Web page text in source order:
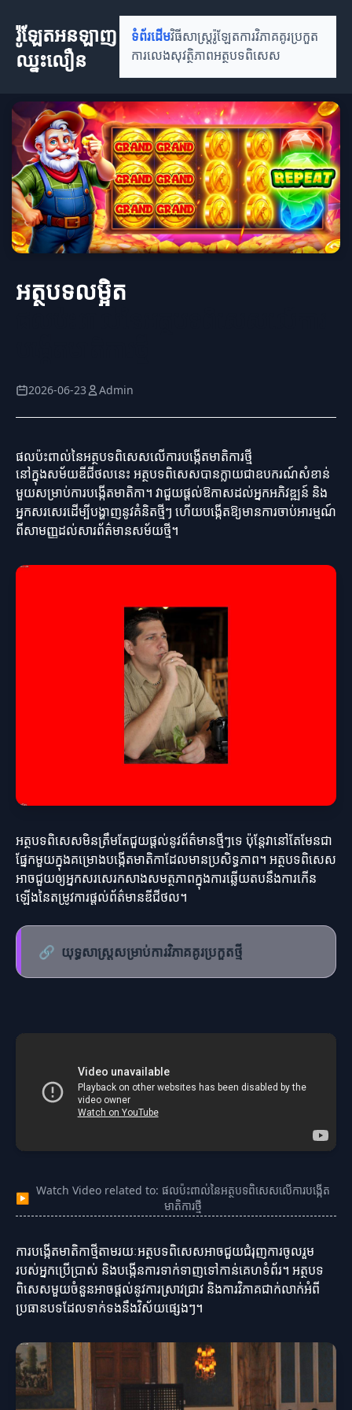
រ៉ូឡែតអនឡាញ
ឈ្នះលឿន
ទំព័រដើមវិធីសាស្រ្តរ៉ូឡែតការវិភាគគូរប្រកួត
ការលេងសុវត្ថិភាពអត្ថបទពិសេស
អត្ថបទលម្អិត
2026-06-23 Admin
ផលប៉ះពាល់នៃអត្ថបទពិសេសលើការបង្កើតមាតិការថ្មី
នៅក្នុងសម័យឌីជីថលនេះ អត្ថបទពិសេសបានក្លាយជាឧបករណ៍សំខាន់
មួយសម្រាប់ការបង្កើតមាតិកា។ វាជួយផ្តល់ឱកាសដល់អ្នកអភិវឌ្ឍន៍ និង
អ្នកសរសេរដើម្បីបង្ហាញនូវគំនិតថ្មីៗ ហើយបង្កើតឱ្យមានការចាប់អារម្មណ៍
ពីសាមញ្ញដល់សារព័ត៌មានសម័យថ្មី។
អត្ថបទពិសេសមិនត្រឹមតែជួយផ្តល់នូវព័ត៌មានថ្មីៗទេ ប៉ុន្តែវានៅតែមែនជា
ផ្នែកមួយក្នុងគម្រោងបង្កើតមាតិកាដែលមានប្រសិទ្ធភាព។ អត្ថបទពិសេស
អាចជួយឲ្យអ្នកសរសេរកសាងសមត្ថភាពក្នុងការឆ្លើយតបនឹងការកើន
ឡើងនៃតម្រូវការផ្តល់ព័ត៌មានឌីជីថល។
🔗 យុទ្ធសាស្ត្រសម្រាប់ការវិភាគគូរប្រកួតថ្មី
▶
Watch Video related to: ផលប៉ះពាល់នៃអត្ថបទពិសេសលើការបង្កើត
មាតិការថ្មី
ការបង្កើតមាតិកាថ្មីតាមរយៈអត្ថបទពិសេសអាចជួយជំរុញការចូលរួម
របស់អ្នកប្រើប្រាស់ និងបង្កើនការទាក់ទាញទៅកាន់គេហទំព័រ។ អត្ថបទ
ពិសេសមួយចំនួនអាចផ្តល់នូវការស្រាវជ្រាវ និងការវិភាគជាក់លាក់អំពី
ប្រធានបទដែលទាក់ទងនឹងវិស័យផ្សេងៗ។